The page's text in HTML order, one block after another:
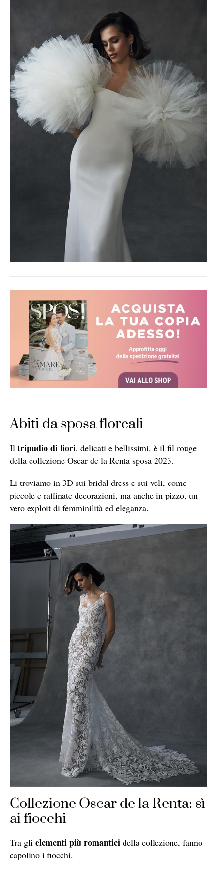
Abiti da sposa floreali
Il tripudio di fiori, delicati e bellissimi, è il fil rouge
della collezione Oscar de la Renta sposa 2023.
Li troviamo in 3D sui bridal dress e sui veli, come
piccole e raffinate decorazioni, ma anche in pizzo, un
vero exploit di femminilità ed eleganza.
Collezione Oscar de la Renta: sì
ai fiocchi
Tra gli elementi più romantici della collezione, fanno
capolino i fiocchi.